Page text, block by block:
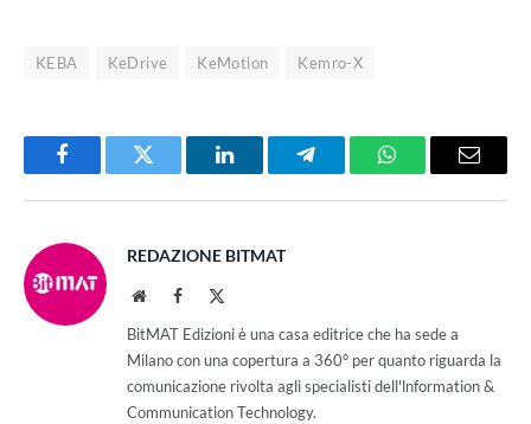
KEBA KeDrive KeMotion Kemro-X
FacebookTwitter LinkedInTelegramWhatsAppEmail
REDAZIONE BITMAT
WebsiteFacebook
BitMAT Edizioni è una casa editrice che ha sede a
Milano con una copertura a 360° per quanto riguarda la
comunicazione rivolta agli specialisti dell'lnformation &
Communication Technology.